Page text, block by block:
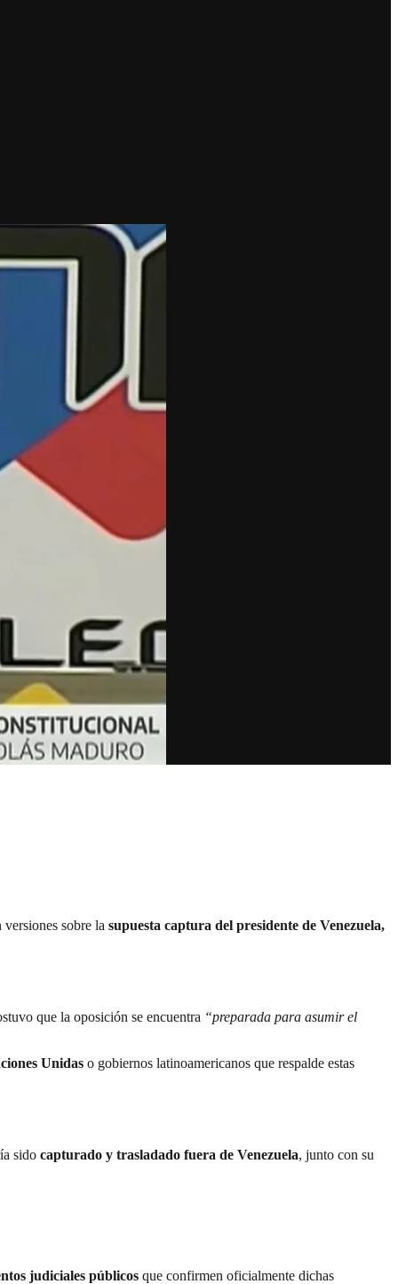
sobre la supuesta captura del presidente de Venezuela,
que la oposición se encuentra “preparada para asumir el
Unidas o gobiernos latinoamericanos que respalde estas
sido capturado y trasladado fuera de Venezuela, junto con su
judiciales públicos que confirmen oficialmente dichas